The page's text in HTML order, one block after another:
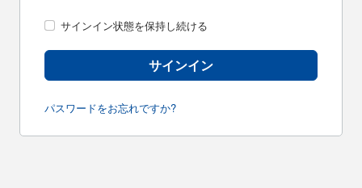
サインイン状態を保持し続ける
パスワードをお忘れですか?
サインイン